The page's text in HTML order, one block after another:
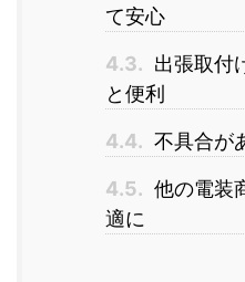
て安心
4.3. 出張取付
と便利
4.4. 不具合が
4.5. 他の電装
適に